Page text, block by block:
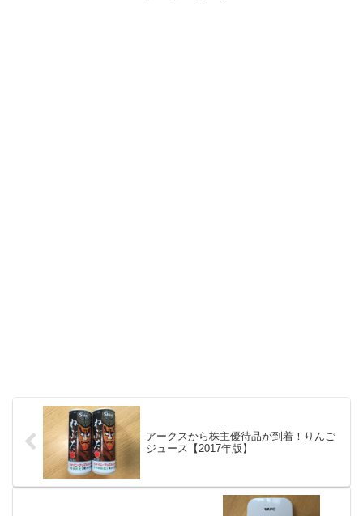
アークスから株主優待品が到着！りんご
ジュース【2017年版】